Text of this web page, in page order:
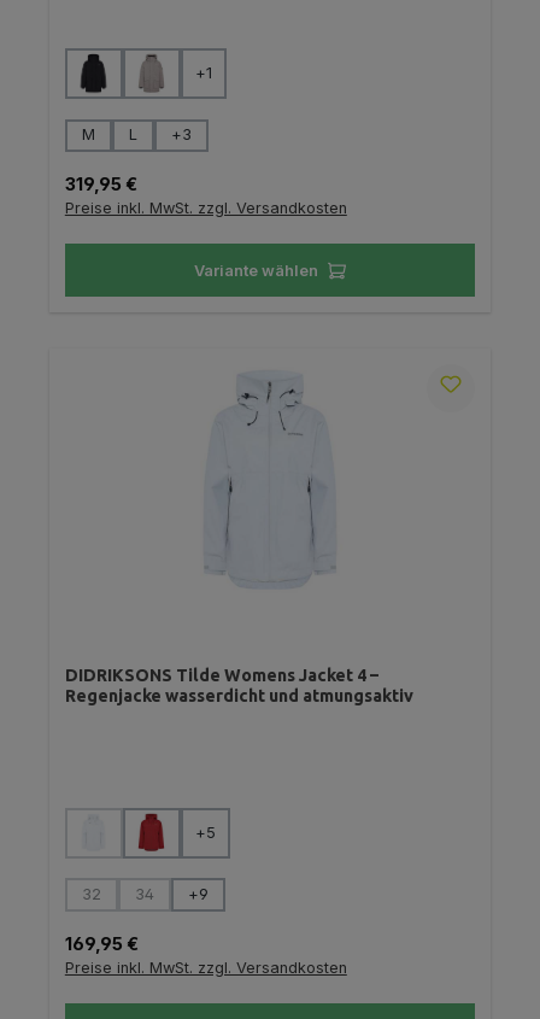
Farbe auswählen
+1
Größe auswählen
M L +3
Regulärer Preis:
319,95 €
Preise inkl. MwSt. zzgl. Versandkosten
Variante wählen
DIDRIKSONS Tilde Womens Jacket 4 –
Regenjacke wasserdicht und atmungsaktiv
auswählen
(Diese Option ist zurzeit nicht verfügbar.)
+5
Größe auswählen
32
(Diese Option ist zurzeit nicht verfügbar.)
34
(Diese Option ist zurzeit nicht verfügbar.)
+9
Regulärer Preis:
169,95 €
Preise inkl. MwSt. zzgl. Versandkosten